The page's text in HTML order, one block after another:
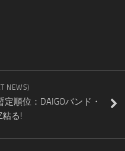
NEWS)
順位：DAIGOバンド・
粘る!